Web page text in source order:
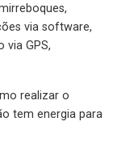
via software,
GPS,
realizar o
tem energia para